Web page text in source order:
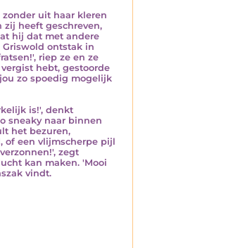
uit haar kleren
zij heeft geschreven,
hij dat met andere
ontstak in
riep ze en ze
hebt, gestoorde
zo spoedig mogelijk
is!', denkt
sneaky naar binnen
het bezuren,
of een vlijmscherpe pijl
zegt
kan maken. 'Mooi
vindt.